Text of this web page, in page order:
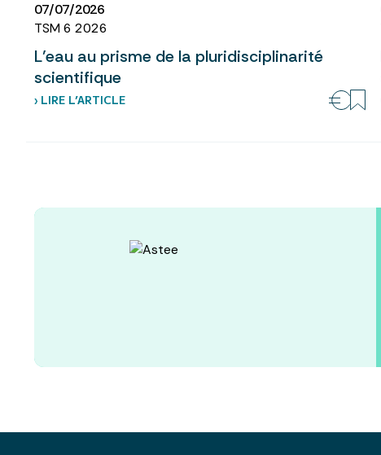
07/07/2026
TSM 6 2026
L’eau au prisme de la pluridisciplinarité
scientifique
› LIRE L’ARTICLE